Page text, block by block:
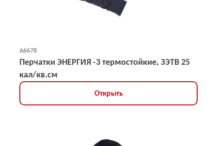
А6678
Перчатки ЭНЕРГИЯ -3 термостойкие, ЗЭТВ 25
кал/кв.см
Открыть